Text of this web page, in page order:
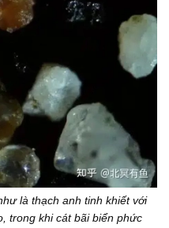
là thạch anh tinh khiết với
trong khi cát bãi biển phức